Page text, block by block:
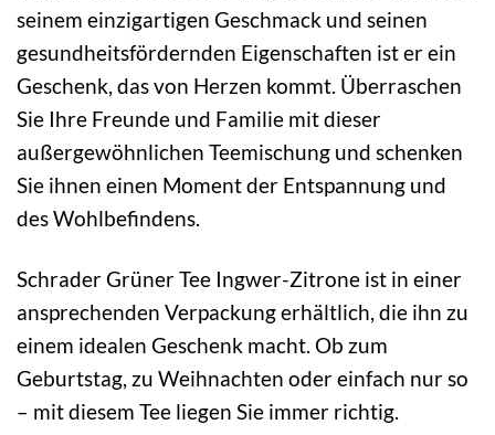
seinem einzigartigen Geschmack und seinen
gesundheitsfördernden Eigenschaften ist er ein
Geschenk, das von Herzen kommt. Überraschen
Sie Ihre Freunde und Familie mit dieser
außergewöhnlichen Teemischung und schenken
Sie ihnen einen Moment der Entspannung und
des Wohlbefindens.
Schrader Grüner Tee Ingwer-Zitrone ist in einer
ansprechenden Verpackung erhältlich, die ihn zu
einem idealen Geschenk macht. Ob zum
Geburtstag, zu Weihnachten oder einfach nur so
– mit diesem Tee liegen Sie immer richtig.